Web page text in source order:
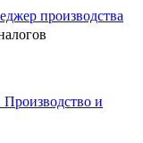
производства
и